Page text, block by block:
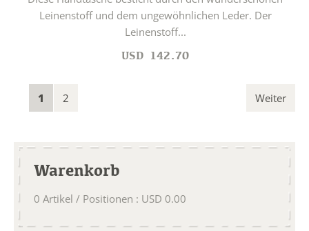
Leinenstoff und dem ungewöhnlichen Leder. Der
Leinenstoff...
USD 142.70
1 2 Weiter
Warenkorb
0 Artikel / Positionen : USD 0.00